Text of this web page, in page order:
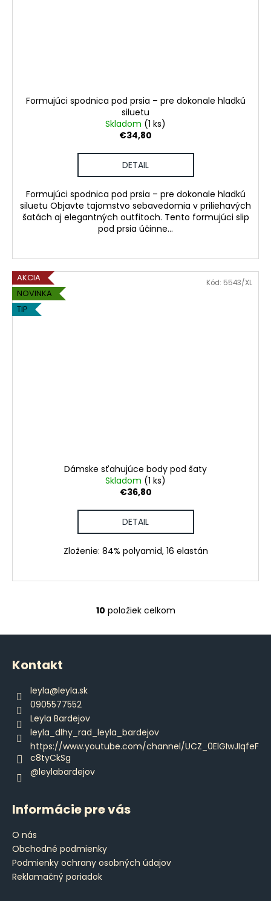
Formujúci spodnica pod prsia – pre dokonale hladkú
siluetu
Skladom (1 ks)
€34,80
DETAIL
Formujúci spodnica pod prsia – pre dokonale hladkú
siluetu Objavte tajomstvo sebavedomia v priliehavých
šatách aj elegantných outfitoch. Tento formujúci slip
pod prsia účinne...
AKCIA
NOVINKA
TIP
Dámske sťahujúce body pod šaty
Skladom (1 ks)
€36,80
DETAIL
Zloženie: 84% polyamid, 16 elastán
Kód: 5543/XL
O
v
p
r
s
u
10 položiek celkom
Z
Kontakt
leyla@leyla.sk
0905577552
Leyla Bardejov
leyla_dlhy_rad_leyla_bardejov
https://www.youtube.com/channel/UCZ_0ElGIwJIqfeF
c8tyCkSg
@leylabardejov
Informácie pre vás
O nás
Obchodné podmienky
Podmienky ochrany osobných údajov
Reklamačný poriadok